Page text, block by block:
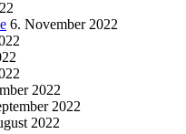
6. November 2022
2022
2022
2022